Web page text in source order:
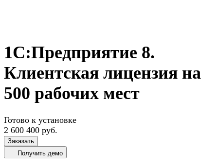
1С:Предприятие 8.
Клиентская лицензия на
500 рабочих мест
Готово к установке
2 600 400 руб.
Заказать
Получить демо